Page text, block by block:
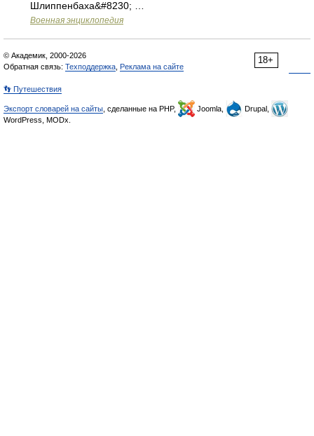
Шлиппенбаха&#8230; …
Военная энциклопедия
18+
© Академик, 2000-2026
Обратная связь: Техподдержка Реклама на сайте
👣 Путешествия
Экспорт словарей на сайты , сделанные на PHP, Joomla,
Drupal,
WordPress, MODx.